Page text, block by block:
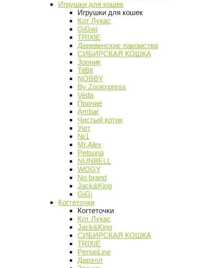
Игрушки для кошек
Игрушки для кошек
Кот Лукас
GiGwi
TRIXIE
Деревенские лакомства
СИБИРСКАЯ КОШКА
Зооник
TitBit
NOBBY
By Zooexpress
Veda
Прочие
Ambar
Чистый котик
Уют
№1
Mr.Alex
Petsona
NUNBELL
WOGY
No brand
Jack&King
GiGi
Когтеточки
Когтеточки
Кот Лукас
Jack&King
СИБИРСКАЯ КОШКА
TRIXIE
PerseiLine
Дарэлл